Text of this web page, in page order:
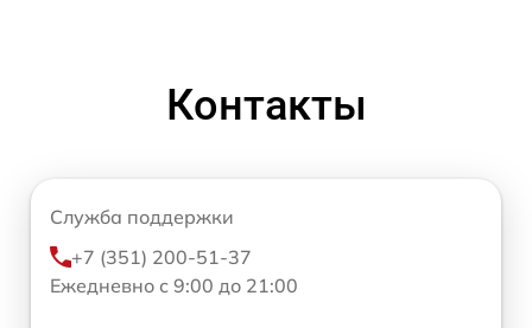
Контакты
Служба поддержки
+7 (351) 200-51-37
Ежедневно с 9:00 до 21:00